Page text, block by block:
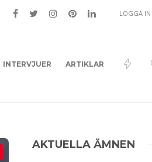
LOGGA IN
INTERVJUER ARTIKLAR
AKTUELLA ÄMNEN